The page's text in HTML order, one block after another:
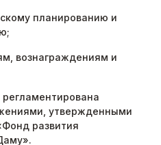
планированию и
вознаграждениям и
утвержденными
развития